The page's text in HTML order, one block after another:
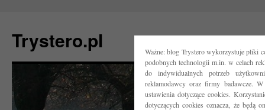
Ważne: blog Trystero wykorzystuje pliki
podobnych technologii m.in. w celach
do indywidualnych potrzeb
reklamodawcy oraz firmy badawcze.
ustawienia dotyczące cookies.
dotyczących cookies oznacza, że będą
Trystero.pl